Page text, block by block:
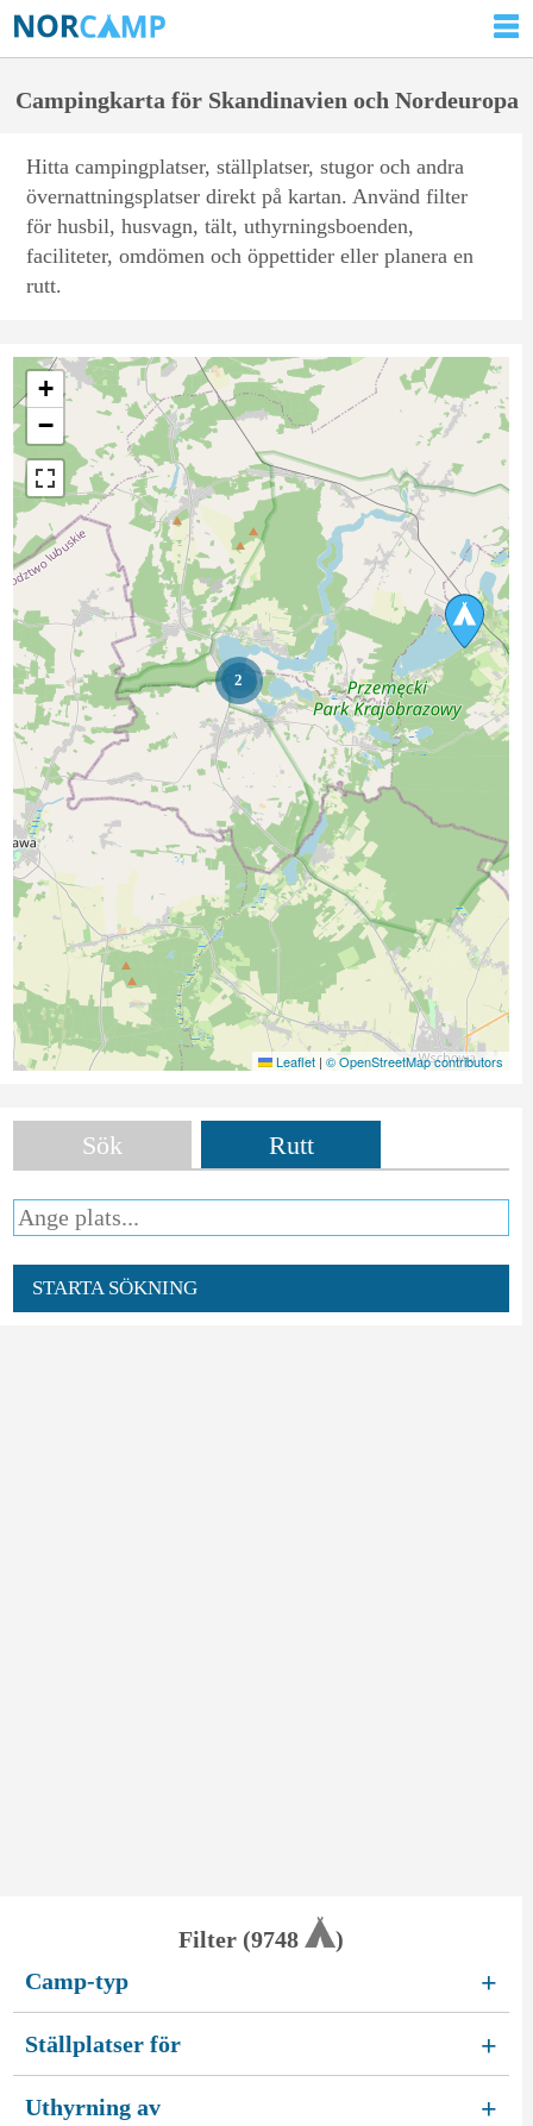
Campingkarta för Skandinavien och Nordeuropa
Hitta campingplatser, ställplatser, stugor och andra
övernattningsplatser direkt på kartan. Använd filter
för husbil, husvagn, tält, uthyrningsboenden,
faciliteter, omdömen och öppettider eller planera en
rutt.
2
+
−
Leaflet | © OpenStreetMap contributors
Sök Rutt
STARTA SÖKNING
Filter (9748
)
Camp-typ
+
Ställplatser för +
Uthyrning av +